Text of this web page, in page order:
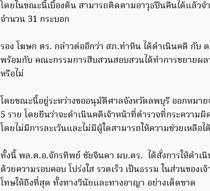
โดยในขณะนี้เบื้องต้น สามารถติดตามอาวุธปืนคืนได้แล้วจ
จำนวน 31 กระบอก
รอง โฆษก ตร. กล่าวต่ออีกว่า สภ.ท่าหิน ได้ดำเนินคดี กับ
พร้อมกับ คณะกรรมการสืบสวนสอบสวนได้ทำการขยายผ
หรือไม่
โดยขณะนี้อยู่ระหว่างขออนุมัติศาลจังหวัดลพบุรี ออกหมา
5 ราย โดยยืนว่าจะดำเนินคดีเจ้าหน้าที่ตำรวจที่กระความ
โดยไม่มีการละเว้นและไม่มีผู้ใดสามารถให้ความช่วยเหลือได้
ทั้งนี้ พล.ต.อ.จักรทิพย์ ชัยจินดา ผบ.ตร. ได้สั่งการให้ดำเ
ด้วยความรอบคอบ โปร่งใส รวดเร็ว เป็นธรรม ในส่วนของ
โทษให้ถึงที่สุด ทั้งทางวินัยและทางอาญา อย่างเด็ดขาด